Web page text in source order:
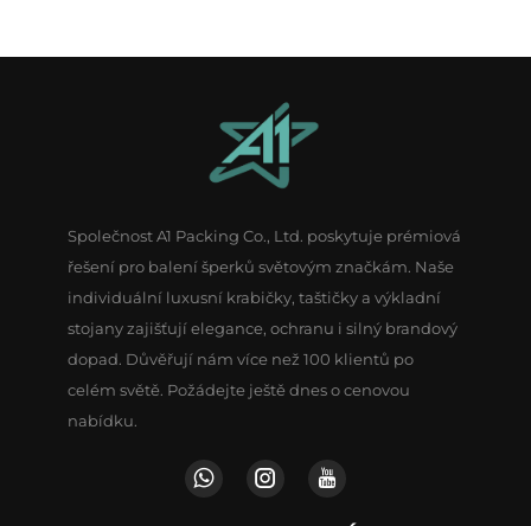
Společnost A1 Packing Co., Ltd. poskytuje prémiová
řešení pro balení šperků světovým značkám. Naše
individuální luxusní krabičky, taštičky a výkladní
stojany zajišťují elegance, ochranu i silný brandový
dopad. Důvěřují nám více než 100 klientů po
celém světě. Požádejte ještě dnes o cenovou
nabídku.